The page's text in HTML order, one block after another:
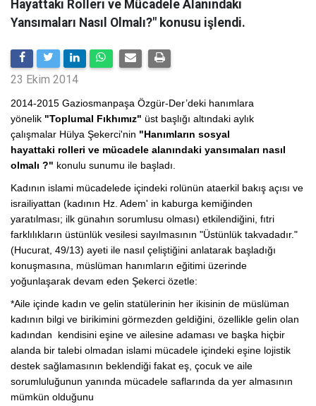
Hayattaki Rolleri ve Mücadele Alanındaki
Yansımaları Nasıl Olmalı?" konusu işlendi.
23 Ekim 2014
2014-2015 Gaziosmanpaşa Özgür-Der’deki hanımlara
yönelik "Toplumal Fıkhımız" üst başlığı altındaki aylık
çalışmalar Hülya Şekerci'nin "Hanımların sosyal
hayattaki rolleri ve mücadele alanındaki yansımaları nasıl
olmalı ?" konulu sunumu ile başladı.
Kadının islami mücadelede içindeki rolünün ataerkil bakış açısı ve
israiliyattan (kadının Hz. Adem' in kaburga kemiğinden
yaratılması; ilk günahın sorumlusu olması) etkilendiğini, fıtri
farklılıkların üstünlük vesilesi sayılmasının "Üstünlük takvadadır."
(Hucurat, 49/13) ayeti ile nasıl çeliştiğini anlatarak başladığı
konuşmasına, müslüman hanımların eğitimi üzerinde
yoğunlaşarak devam eden Şekerci özetle:
*Aile içinde kadın ve gelin statülerinin her ikisinin de müslüman
kadının bilgi ve birikimini görmezden geldiğini, özellikle gelin olan
kadından kendisini eşine ve ailesine adaması ve başka hiçbir
alanda bir talebi olmadan islami mücadele içindeki eşine lojistik
destek sağlamasının beklendiği fakat eş, çocuk ve aile
sorumluluğunun yanında mücadele saflarında da yer almasının
mümkün olduğunu